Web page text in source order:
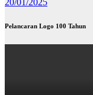
Pelancaran Logo 100 Tahun